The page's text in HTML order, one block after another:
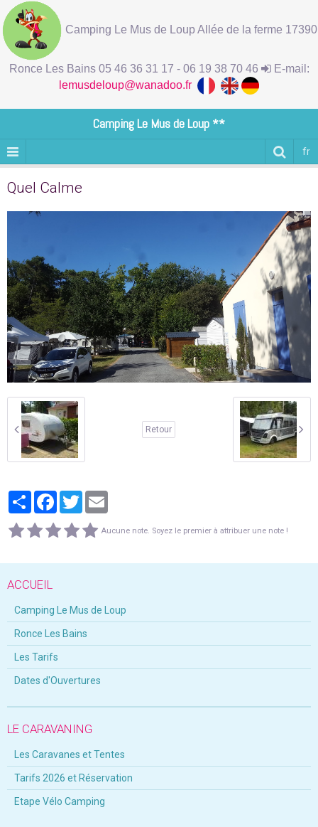
Camping Le Mus de Loup Allée de la ferme 17390
Ronce Les Bains 05 46 36 31 17 - 06 19 38 70 46
E-mail:
lemusdeloup@wanadoo.fr
Camping Le Mus de Loup **
fr
Quel Calme
Retour
PartagerFacebook
Twitter
Aucune note. Soyez le premier à attribuer une note !
ACCUEIL
Camping Le Mus de Loup
Ronce Les Bains
Les Tarifs
Dates d'Ouvertures
LE CARAVANING
Les Caravanes et Tentes
Tarifs 2026 et Réservation
Etape Vélo Camping